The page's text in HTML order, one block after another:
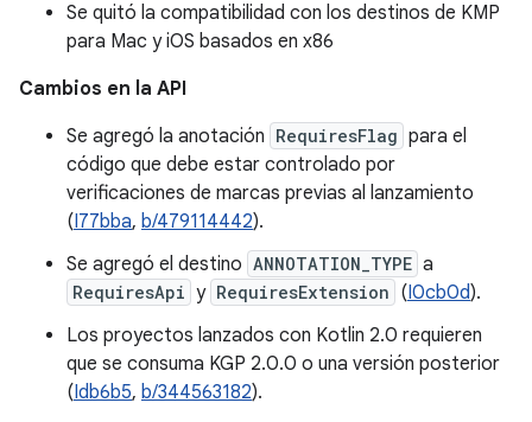
Se quitó la compatibilidad con los destinos de KMP
para Mac y iOS basados en x86
Cambios en la API
Se agregó la anotación RequiresFlag para el
código que debe estar controlado por
verificaciones de marcas previas al lanzamiento
(I77bba, b/479114442).
Se agregó el destino ANNOTATION_TYPE a
RequiresApi y RequiresExtension (I0cb0d).
Los proyectos lanzados con Kotlin 2.0 requieren
que se consuma KGP 2.0.0 o una versión posterior
(Idb6b5, b/344563182).